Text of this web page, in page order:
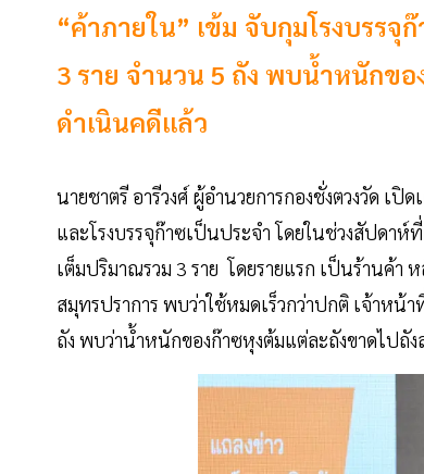
“ค้าภายใน” เข้ม จับกุมโรงบรรจุ
3 ราย จำนวน 5 ถัง พบน้ำหนักข
ดำเนินคดีแล้ว
นายชาตรี อารีวงศ์ ผู้อำนวยการกองชั่งตวงวัด เ
และโรงบรรจุก๊าซเป็นประจำ โดยในช่วงสัปดา
เต็มปริมาณรวม 3 ราย โดยรายแรก เป็นร้านค้า
สมุทรปราการ พบว่าใช้หมดเร็วกว่าปกติ เจ้าห
ถัง พบว่าน้ำหนักของก๊าซหุงต้มแต่ละถังขาดไปถัง